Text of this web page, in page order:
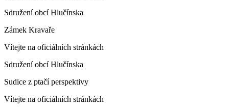
Sdružení obcí Hlučínska
Zámek Kravaře
Vítejte na oficiálních stránkách
Sdružení obcí Hlučínska
Sudice z ptačí perspektivy
Vítejte na oficiálních stránkách